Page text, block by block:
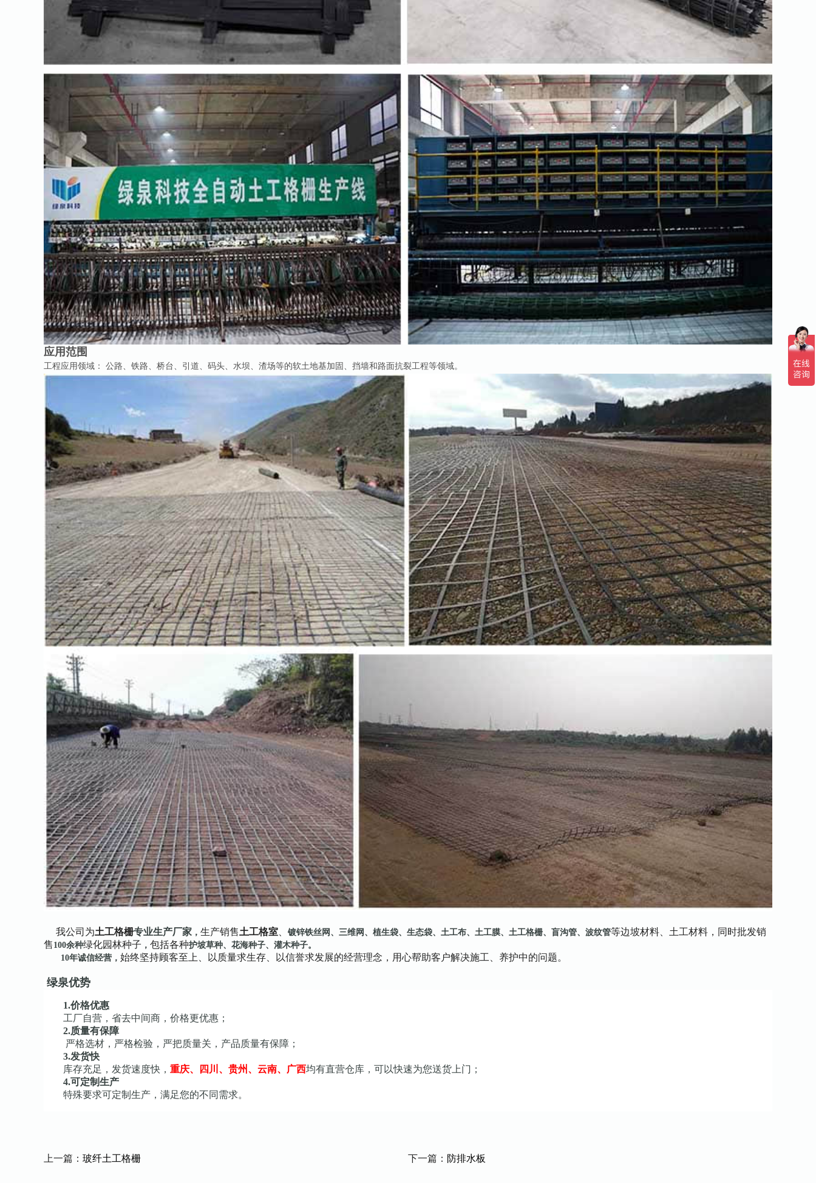
应用范围
工程应用领域： 公路、铁路、桥台、引道、码头、水坝、渣场等的软土地基加固、挡墙和路面抗裂工程等领域。
我公司为土工格栅专业生产厂家 ， 生产销售土工格室 镀锌铁丝网、三维网、 植生袋、生态袋、土工布、土工膜、土工格栅、盲沟管、波纹管等边坡材料、土工材料， 同时批发销
售 100余种绿化园林种子 ， 包括各种护坡草种、花海种子、灌木种子。
10年诚信经营， 始终坚持顾客至上、以质量求生存、以信誉求发展的经营理念，用心帮助客户解决施工、养护中的问题。
绿泉优势
1.价格优惠
工厂自营，省去中间商，价格更优惠；
2.质量有保障
严格选材，严格检验，严把质量关，产品质量有保障；
3.发货快
库存充足，发货速度快， 重庆、四川、贵州、云南、广西均有直营仓库，可以快速为您送货上门；
4.可定制生产
特殊要求可定制生产，满足您的不同需求。
上一篇： 玻纤土工格栅 下一篇： 防排水板